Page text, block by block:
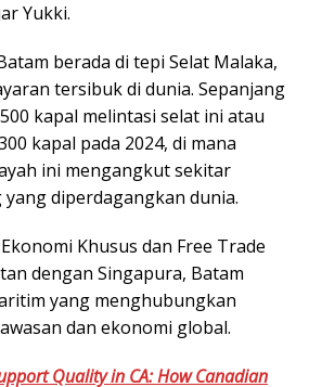
Yukki.
berada di tepi Selat Malaka,
tersibuk di dunia. Sepanjang
kapal melintasi selat ini atau
kapal pada 2024, di mana
ini mengangkut sekitar
diperdagangkan dunia.
Khusus dan Free Trade
dengan Singapura, Batam
yang menghubungkan
dan ekonomi global.
Quality in CA: How Canadian